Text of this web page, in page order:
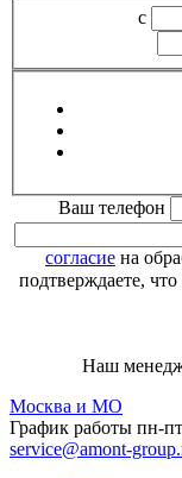
с
Ваш телефон
согласие на
подтверждаете,
Наш
Москва и МО
График работы пн-
service@amont-